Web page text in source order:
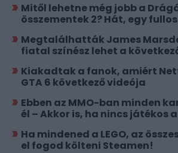
Mitől lehetne még jobb a
összementek 2? Hát, egy
Megtalálhatták James
fiatal színész lehet a
Kiakadtak a fanok, amiért
GTA 6 következő videója
Ebben az MMO-ban minden
él – Akkor is, ha nincs játékos
Ha mindened a LEGO, az
el fogod költeni Steamen!